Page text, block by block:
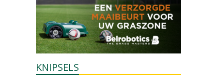
KNIPSELS